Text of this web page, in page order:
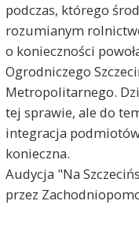
podczas, którego
rozumianym
o konieczności
Ogrodniczego
Metropolitarnego.
tej sprawie, ale do
integracja
konieczna.
Audycja "Na
przez